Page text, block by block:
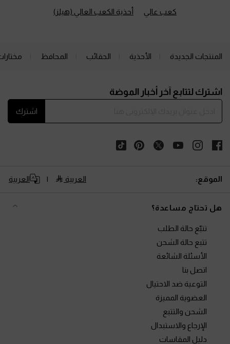
كعب عالي أحذية الكعب العالي (هيلز)
المنتجات الجديدة الأحذية الحقائب المحافظ
اشترك لتتابع آخر أخبار الموضة
اشترك
الموقع: العربية العربية
هل تحتاج مساعدة؟
تتبّع حالة الطلب
تتبع حالة الشحن
الأسئلة الشائعة
اتصل بنا
التوعية ضد الاحتيال
العضوية المميزة
الشحن والتتبع
الإرجاع والاستبدال
دليل المقاسات